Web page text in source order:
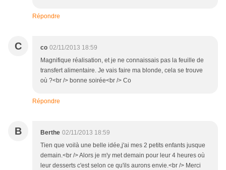
Répondre
C co 02/11/2013 18:59
Magnifique réalisation, et je ne connaissais pas la feuille de
transfert alimentaire. Je vais faire ma blonde, cela se trouve
où ?<br /> bonne soirée<br /> Co
Répondre
B Berthe 02/11/2013 18:59
Tien que voilà une belle idée,j'ai mes 2 petits enfants jusque
demain.<br /> Alors je m'y met demain pour leur 4 heures où
leur desserts c'est selon ce qu'ils aurons envie.<br /> Merci